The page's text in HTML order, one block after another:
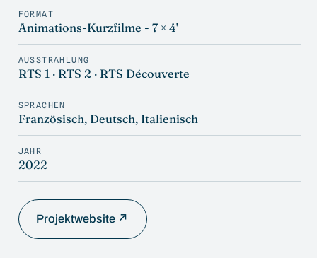
FORMAT
Animations-Kurzfilme - 7 × 4'
AUSSTRAHLUNG
RTS 1 · RTS 2 · RTS Découverte
SPRACHEN
Französisch, Deutsch, Italienisch
JAHR
2022
Projektwebsite ↗